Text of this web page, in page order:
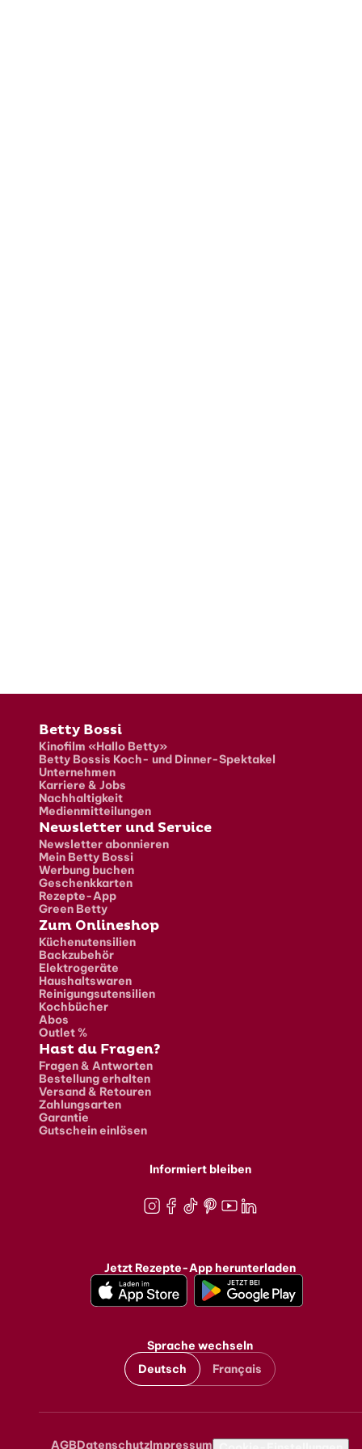
Fusszeile
Betty Bossi
Kinofilm «Hallo Betty»
Betty Bossis Koch- und Dinner-Spektakel
Unternehmen
Karriere & Jobs
Nachhaltigkeit
Medienmitteilungen
Newsletter und Service
Newsletter abonnieren
Mein Betty Bossi
Werbung buchen
Geschenkkarten
Rezepte-App
Green Betty
Zum Onlineshop
Küchenutensilien
Backzubehör
Elektrogeräte
Haushaltswaren
Reinigungsutensilien
Kochbücher
Abos
Outlet %
Hast du Fragen?
Fragen & Antworten
Bestellung erhalten
Versand & Retouren
Zahlungsarten
Garantie
Gutschein einlösen
Informiert bleiben
Jetzt Rezepte-App herunterladen
Sprache wechseln
Deutsch
Français
AGBDatenschutzImpressum